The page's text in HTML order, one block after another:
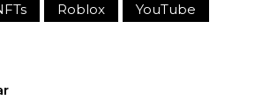
Roblox YouTube